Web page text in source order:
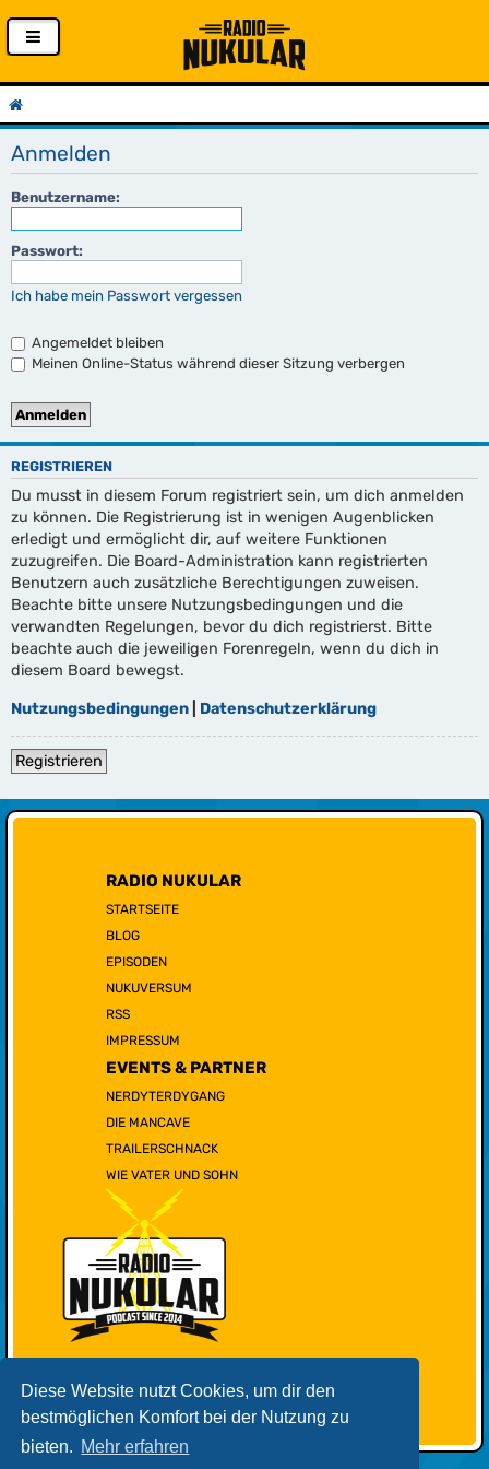
Diese Website nutzt Cookies, um dir den
bestmöglichen Komfort bei der Nutzung zu
bieten. Mehr erfahren
Anmelden
Benutzername:
Passwort:
Ich habe mein Passwort vergessen
Angemeldet bleiben
Meinen Online-Status während dieser Sitzung verbergen
REGISTRIEREN
Du musst in diesem Forum registriert sein, um dich anmelden
zu können. Die Registrierung ist in wenigen Augenblicken
erledigt und ermöglicht dir, auf weitere Funktionen
zuzugreifen. Die Board-Administration kann registrierten
Benutzern auch zusätzliche Berechtigungen zuweisen.
Beachte bitte unsere Nutzungsbedingungen und die
verwandten Regelungen, bevor du dich registrierst. Bitte
beachte auch die jeweiligen Forenregeln, wenn du dich in
diesem Board bewegst.
Nutzungsbedingungen Datenschutzerklärung
Registrieren
RADIO NUKULAR
STARTSEITE
BLOG
EPISODEN
NUKUVERSUM
RSS
IMPRESSUM
EVENTS & PARTNER
NERDYTERDYGANG
DIE MANCAVE
TRAILERSCHNACK
WIE VATER UND SOHN